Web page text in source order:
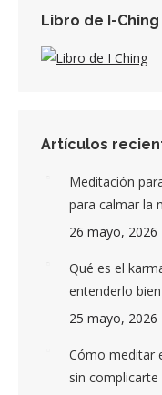
Libro de I-Ching
Artículos
Meditación
para calmar la
26 mayo, 2026
Qué es el
entenderlo bien
25 mayo, 2026
Cómo meditar
sin complicarte